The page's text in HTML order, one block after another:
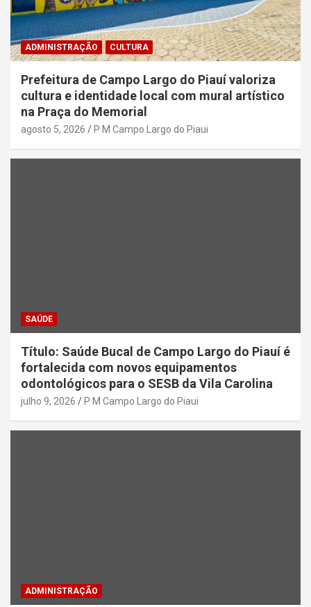
ADMINISTRAÇÃO CULTURA
Prefeitura de Campo Largo do Piauí valoriza
cultura e identidade local com mural artístico
na Praça do Memorial
agosto 5, 2026 P M Campo Largo do Piaui
SAÚDE
Título: Saúde Bucal de Campo Largo do Piauí é
fortalecida com novos equipamentos
odontológicos para o SESB da Vila Carolina
julho 9, 2026 P M Campo Largo do Piaui
ADMINISTRAÇÃO